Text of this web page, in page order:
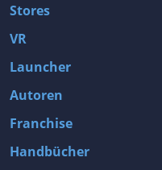
Stores
VR
Launcher
Autoren
Franchise
Handbücher